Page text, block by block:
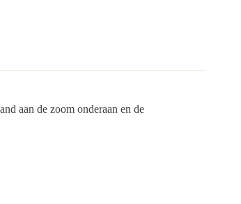
aan de zoom onderaan en de